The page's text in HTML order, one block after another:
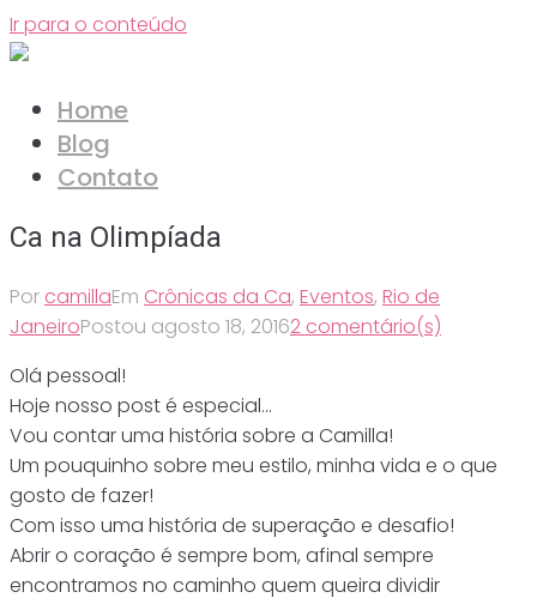
Ir para o conteúdo
Home
Blog
Contato
Ca na Olimpíada
Por camillaEm Crônicas da Ca, Eventos, Rio de
JaneiroPostou agosto 18, 20162 comentário(s)
Olá pessoal!
Hoje nosso post é especial…
Vou contar uma história sobre a Camilla!
Um pouquinho sobre meu estilo, minha vida e o que
gosto de fazer!
Com isso uma história de superação e desafio!
Abrir o coração é sempre bom, afinal sempre
encontramos no caminho quem queira dividir